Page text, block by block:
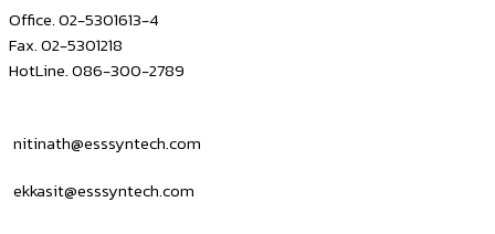
Office. 02-5301613-4
Fax. 02-5301218
HotLine. 086-300-2789
nitinath@esssyntech.com
ekkasit@esssyntech.com